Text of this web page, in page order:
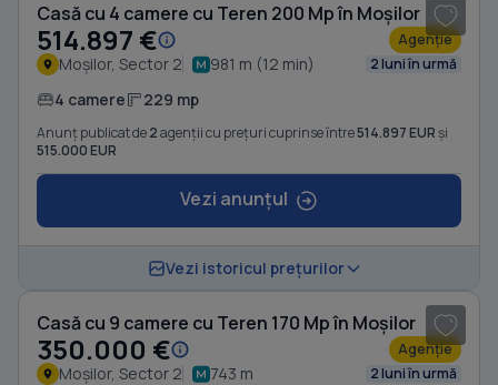
Casă cu 4 camere cu Teren 200 Mp în Moșilor
514.897 € Agenție
Moșilor, Sector 2 981 m (12 min) 2 luni în urmă
4 camere 229 mp
Anunț publicat de2agenții cu prețuri cuprinse între514.897 EURși
515.000 EUR
Vezi anunțul
Vezi istoricul prețurilor
Casă cu 9 camere cu Teren 170 Mp în Moșilor
350.000 € Agenție
Moșilor, Sector 2 743 m 2 luni în urmă